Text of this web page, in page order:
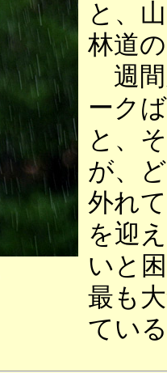
と、
林道
週間
ーク
と、
が、
外れ
を迎
いと
最も
てい